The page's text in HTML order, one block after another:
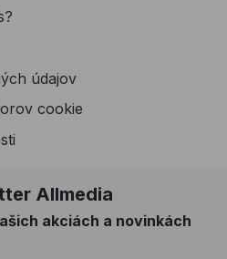
údajov
cookie
Allmedia
akciách a novinkách